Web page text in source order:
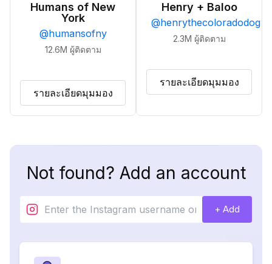
Humans of New
York
@humansofny
12.6M ผู้ติดตาม
รายละเอียดมุมมอง
Henry + Baloo
@henrythecoloradodog
2.3M ผู้ติดตาม
รายละเอียดมุมมอง
Not found? Add an account
+ Add